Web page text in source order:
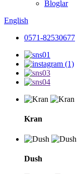
Bloglar
English
0571-82530677
Kran
Dush